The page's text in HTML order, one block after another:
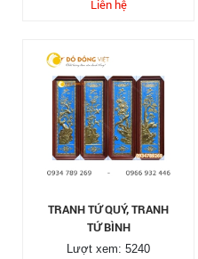
Liên hệ
TRANH TỨ QUÝ, TRANH
TỨ BÌNH
Lượt xem: 5240